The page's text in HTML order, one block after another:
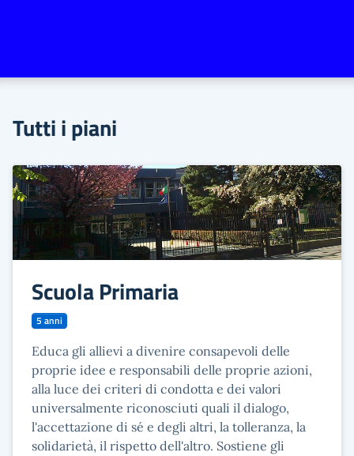
Tutti i piani
Scuola Primaria
5 anni
Educa gli allievi a divenire consapevoli delle
proprie idee e responsabili delle proprie azioni,
alla luce dei criteri di condotta e dei valori
universalmente riconosciuti quali il dialogo,
l'accettazione di sé e degli altri, la tolleranza, la
solidarietà, il rispetto dell'altro. Sostiene gli